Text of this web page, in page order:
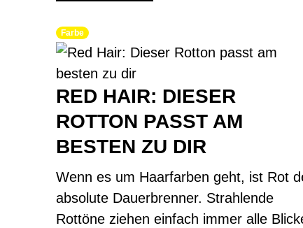
Farbe
RED HAIR: DIESER
ROTTON PASST AM
BESTEN ZU DIR
Wenn es um Haarfarben geht, ist Rot
absolute Dauerbrenner. Strahlende
Rottöne ziehen einfach immer alle